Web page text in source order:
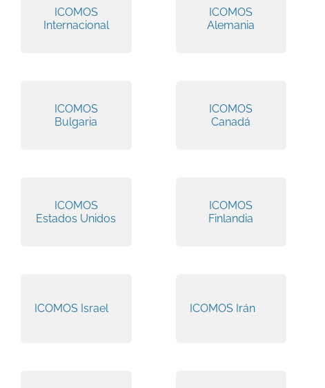
ICOMOS
Internacional
ICOMOS
Alemania
ICOMOS
Bulgaria
ICOMOS
Canadá
ICOMOS
Estados Unidos
ICOMOS
Finlandia
ICOMOS Israel ICOMOS Irán